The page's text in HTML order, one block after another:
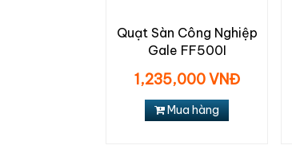
Quạt Sàn Công Nghiệp
Gale FF500I
1,235,000 VNĐ
Mua hàng